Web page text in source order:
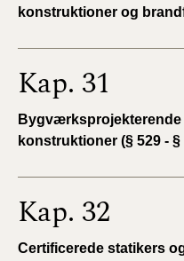
konstruktioner og
Kap. 31
konstruktioner (§ 529 - §
Kap. 32
Certificerede statikers